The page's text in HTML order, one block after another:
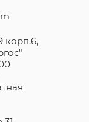
корп.6,